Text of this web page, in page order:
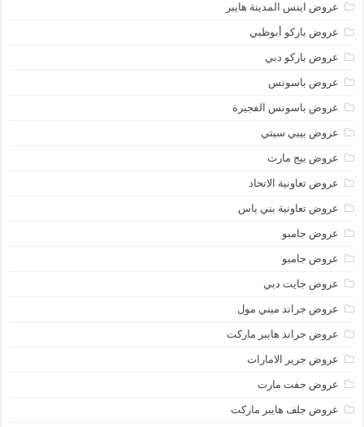
عروض اينس المدينة هايبر
عروض باركو أبوظبي
عروض باركو دبي
عروض باسونس
عروض باسونس الفجيرة
عروض بيبي سيتي
عروض بيج مارت
عروض تعاونية الاتحاد
عروض تعاونية بني ياس
عروض جامبو
عروض جامبو
عروض جايت دبي
عروض جراند ميني مول
عروض جراند هايبر ماركت
عروض جرير الامارات
عروض جفت مارت
عروض جلف هايبر ماركت